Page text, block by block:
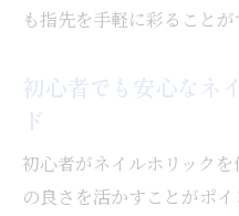
も指先を手軽に彩ることが
初心者でも安心なネ
ド
初心者がネイルホリック
の良さを活かすことがポ